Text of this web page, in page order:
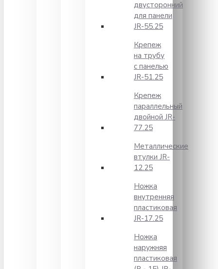
двусторонний
для панели
JR-55.25
Крепеж
на трубу
с панелью
JR-51.25
Крепеж
параллельный
двойной JR-
77.25
Металлические
втулки JR-
12.25
Ножка
внутренняя
пластиковая
JR-17.25
Ножка
наружняя
пластиковая